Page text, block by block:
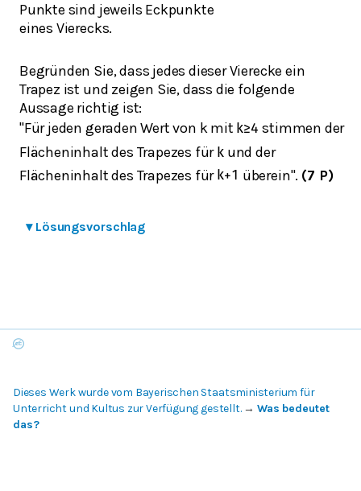
Punkte sind jeweils Eckpunkte
eines Vierecks.
Begründen Sie, dass jedes dieser Vierecke ein
Trapez ist und zeigen Sie, dass die folgende
Aussage richtig ist:
"Für jeden geraden Wert von k mit k≥4 stimmen der
Flächeninhalt des Trapezes für k und der
Flächeninhalt des Trapezes für k+1 überein". (7 P)
▾ Lösungsvorschlag
Dieses Werk wurde vom Bayerischen Staatsministerium für
Unterricht und Kultus zur Verfügung gestellt.→ Was bedeutet
das?